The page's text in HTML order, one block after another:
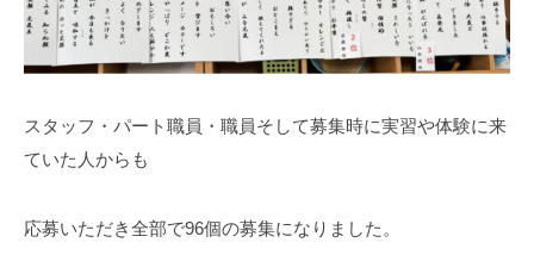
スタッフ・パート職員・職員そして募集時に実習や体験に来
ていた人からも
応募いただき全部で96個の募集になりました。